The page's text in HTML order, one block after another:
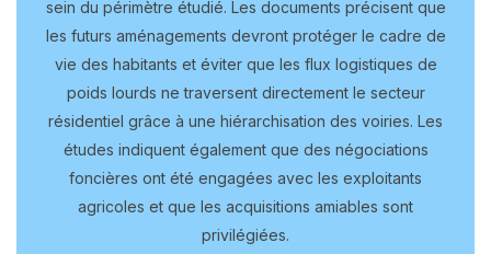
sein du périmètre étudié. Les documents précisent que
les futurs aménagements devront protéger le cadre de
vie des habitants et éviter que les flux logistiques de
poids lourds ne traversent directement le secteur
résidentiel grâce à une hiérarchisation des voiries. Les
études indiquent également que des négociations
foncières ont été engagées avec les exploitants
agricoles et que les acquisitions amiables sont
privilégiées.